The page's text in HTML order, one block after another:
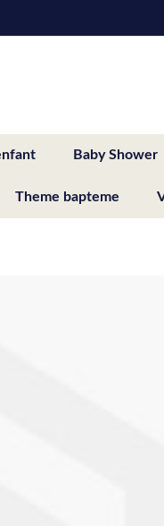
Baby Shower
Theme bapteme